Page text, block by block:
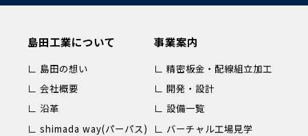
島田工業について
∟ 島田の想い
∟ 会社概要
∟ 沿革
∟ shimada way(パーパス)
事業案内
∟ 精密板金・配線組立加工
∟ 開発・設計
∟ 設備一覧
∟ バーチャル工場見学